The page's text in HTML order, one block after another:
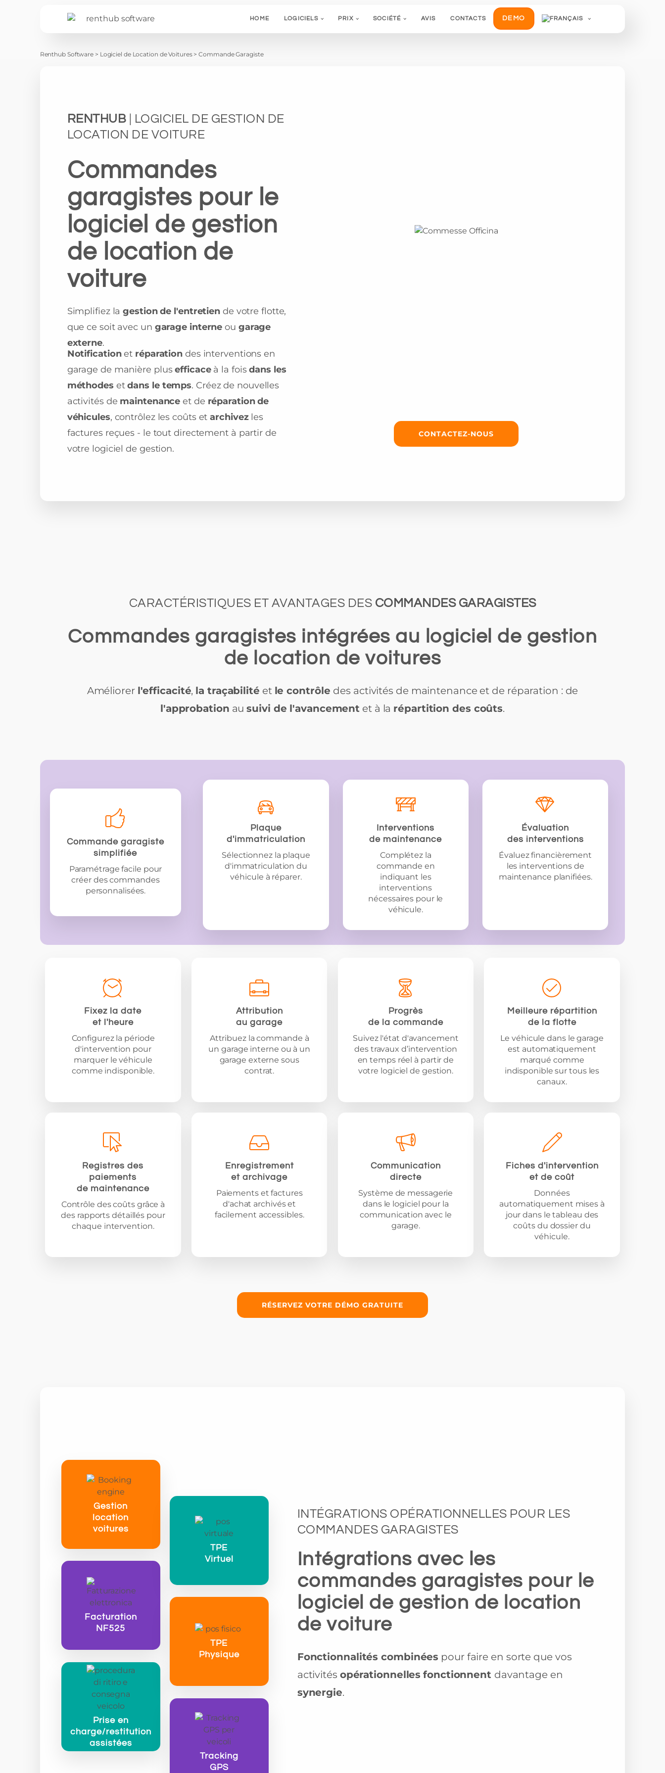
HOME LOGICIELS PRIX SOCIÉTÉ AVIS CONTACTS DEMO
Renthub Software > Logiciel de Location de Voitures>Commande Garagiste
RENTHUB | LOGICIEL DE GESTION DE
LOCATION DE VOITURE
Commandes
garagistes pour le
logiciel de gestion
de location de
voiture
Simplifiez lagestion de l'entretien de votre flotte,
que ce soit avec un garage interne ou garage
externe.
Notification et réparation des interventions en
garage de manière plusefficace à la foisdans les
méthodes etdans le temps. Créez de nouvelles
activités de maintenance et de réparation de
véhicules, contrôlez les coûts etarchivez les
factures reçues - le tout directement à partir de
votre logiciel de gestion.
CONTACTEZ-NOUS
CARACTÉRISTIQUES ET AVANTAGES DES COMMANDES GARAGISTES
Commandes garagistes intégrées au logiciel de gestion
de location de voitures
Améliorer l'efficacité, la traçabilité et le contrôle des activités de maintenance et de réparation : de
l'approbation ausuivi de l'avancement et à la répartition des coûts.
Plaque
d'immatriculation
Sélectionnez la plaque
d'immatriculation du
véhicule à réparer.
Interventions
de maintenance
Complétez la
commande en
indiquant les
interventions
nécessaires pour le
véhicule.
Évaluation
des interventions
Évaluez financièrement
les interventions de
maintenance planifiées.
Commande garagiste
simplifiée
Paramétrage facile pour
créer des commandes
personnalisées.
Fixez la date
et l'heure
Configurez la période
d'intervention pour
marquer le véhicule
comme indisponible.
Attribution
au garage
Attribuez la commande à
un garage interne ou à un
garage externe sous
contrat.
Progrès
de la commande
Suivez l'état d'avancement
des travaux d’intervention
en temps réel à partir de
votre logiciel de gestion.
Meilleure répartition
de la flotte
Le véhicule dans le garage
est automatiquement
marqué comme
indisponible sur tous les
canaux.
Registres des
paiements
de maintenance
Contrôle des coûts grâce à
des rapports détaillés pour
chaque intervention.
Enregistrement
et archivage
Paiements et factures
d'achat archivés et
facilement accessibles.
Communication
directe
Système de messagerie
dans le logiciel pour la
communication avec le
garage.
Fiches d'intervention
et de coût
Données
automatiquement mises à
jour dans le tableau des
coûts du dossier du
véhicule.
RÉSERVEZ VOTRE DÉMO GRATUITE
Gestion
location
voitures
Facturation
NF525
Prise en
charge/restitution
assistées
TPE
Virtuel
TPE
Physique
Tracking
GPS
INTÉGRATIONS OPÉRATIONNELLES POUR LES
COMMANDES GARAGISTES
Intégrations avec les
commandes garagistes pour le
logiciel de gestion de location
de voiture
Fonctionnalités combinées pour faire en sorte que vos
activités opérationnelles fonctionnent davantage en
synergie.